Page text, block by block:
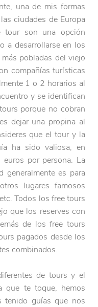
una de mis formas
ciudades de Europa
tour son una opción
a desarrollarse en los
pobladas del viejo
compañías turísticas
1 o 2 horarios al
y se identifican
porque no cobran
dejar una propina al
que el tour y la
ha sido valiosa, en
por persona. La
generalmente es para
lugares famosos
Todos los free tours
que los reserves con
de los free tours
pagados desde los
combinados.
de tours y el
que te toque, hemos
tenido guías que nos